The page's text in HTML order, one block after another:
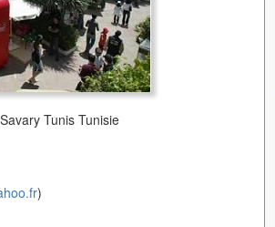
Tunis Tunisie
)